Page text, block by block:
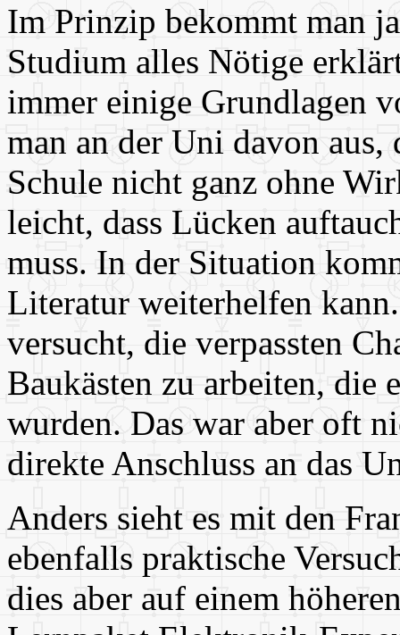
Im Prinzip bekommt man
Studium alles Nötige
immer einige Grundlagen
man an der Uni davon
Schule nicht ganz ohne
leicht, dass Lücken
muss. In der Situation
Literatur weiterhelfen
versucht, die verpassten
Baukästen zu arbeiten,
wurden. Das war aber oft
direkte Anschluss an das
Anders sieht es mit den
ebenfalls praktische
dies aber auf einem